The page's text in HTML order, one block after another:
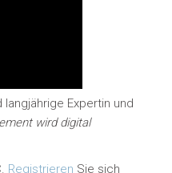
Expertin und
wird digital
Registrieren Sie sich